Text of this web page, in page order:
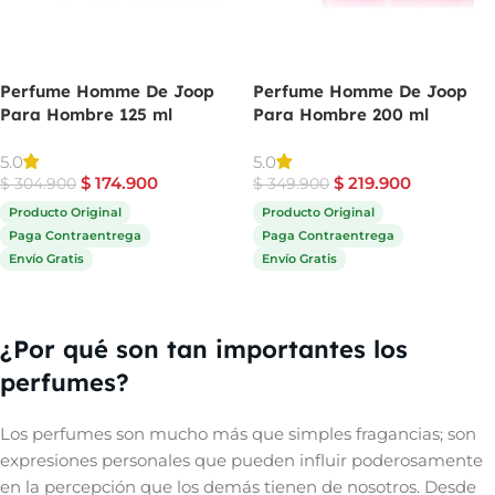
Perfume Homme De Joop
Para Hombre 125 ml
5.0
$304.900 $ 174.900
Producto Original
Paga Contraentrega
Envío Gratis
Perfume Homme De Joop
Para Hombre 200 ml
5.0
$349.900 $ 219.900
Producto Original
Paga Contraentrega
Envío Gratis
¿Por qué son tan importantes los
perfumes?
Los perfumes son mucho más que simples fragancias; son
expresiones personales que pueden influir poderosamente
en la percepción que los demás tienen de nosotros. Desde